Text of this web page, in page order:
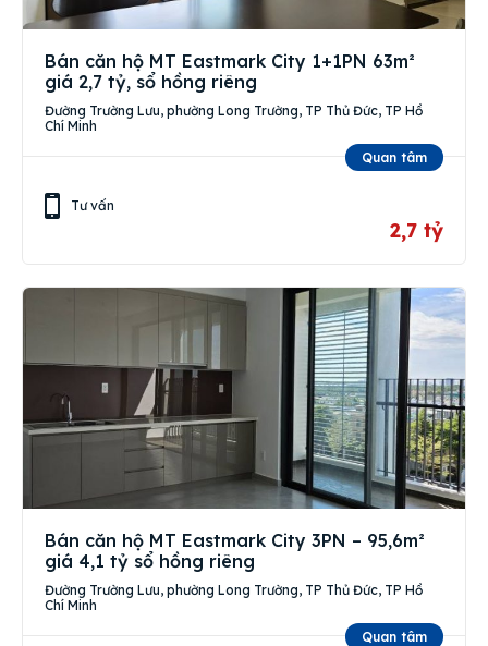
Bán căn hộ MT Eastmark City 1+1PN 63m²
giá 2,7 tỷ, sổ hồng riêng
Đường Trường Lưu, phường Long Trường, TP Thủ Đức, TP Hồ
Chí Minh
Quan tâm
Tư vấn
2,7 tỷ
Bán căn hộ MT Eastmark City 3PN – 95,6m²
giá 4,1 tỷ sổ hồng riêng
Đường Trường Lưu, phường Long Trường, TP Thủ Đức, TP Hồ
Chí Minh
Quan tâm